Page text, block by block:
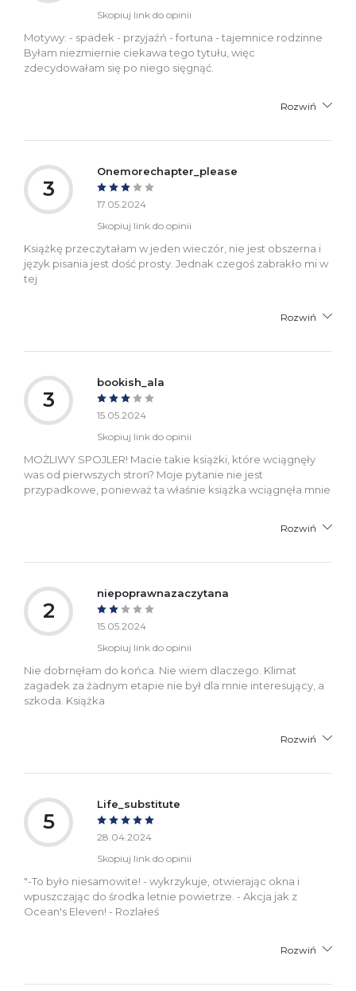
Skopiuj link do opinii
Motywy: - spadek - przyjaźń - fortuna - tajemnice rodzinne
Byłam niezmiernie ciekawa tego tytułu, więc
zdecydowałam się po niego sięgnąć.
Rozwiń
3
Onemorechapter_please
17.05.2024
Skopiuj link do opinii
Książkę przeczytałam w jeden wieczór, nie jest obszerna i
język pisania jest dość prosty. Jednak czegoś zabrakło mi w
tej
Rozwiń
3
bookish_ala
15.05.2024
Skopiuj link do opinii
MOŻLIWY SPOJLER! Macie takie książki, które wciągnęły
was od pierwszych stron? Moje pytanie nie jest
przypadkowe, ponieważ ta właśnie książka wciągnęła mnie
Rozwiń
2
niepoprawnazaczytana
15.05.2024
Skopiuj link do opinii
Nie dobrnęłam do końca. Nie wiem dlaczego. Klimat
zagadek za żadnym etapie nie był dla mnie interesujący, a
szkoda. Książka
Rozwiń
5
Life_substitute
28.04.2024
Skopiuj link do opinii
"-To było niesamowite! - wykrzykuje, otwierając okna i
wpuszczając do środka letnie powietrze. - Akcja jak z
Ocean's Eleven! - Rozlałeś
Rozwiń